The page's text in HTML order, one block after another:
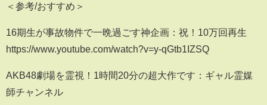
＜参考/おすすめ＞
16期生が事故物件で一晩過ごす神企画：祝！10万回再生
https://www.youtube.com/watch?v=y-qGtb1IZSQ
AKB48劇場を霊視！1時間20分の超大作です：ギャル霊媒
師チャンネル